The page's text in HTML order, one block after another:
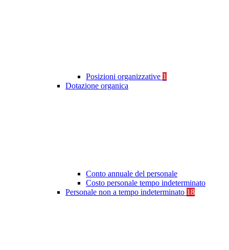
Posizioni organizzative 1
Dotazione organica
Conto annuale del personale
Costo personale tempo indeterminato
Personale non a tempo indeterminato 18